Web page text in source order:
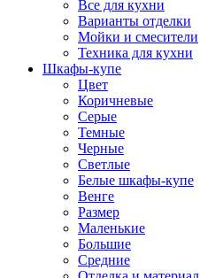
Все для кухни
Варианты отделки
Мойки и смесители
Техника для кухни
Шкафы-купе
Цвет
Коричневые
Серые
Темные
Черные
Светлые
Белые шкафы-купе
Венге
Размер
Маленькие
Большие
Средние